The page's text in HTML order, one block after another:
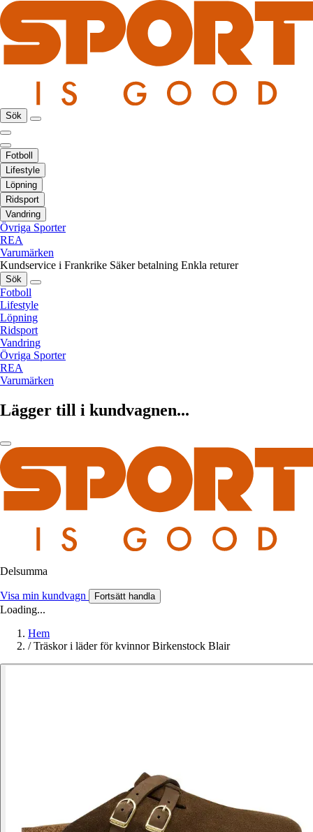
Sök
Fotboll
Lifestyle
Löpning
Ridsport
Vandring
Övriga Sporter
REA
Varumärken
Kundservice i Frankrike Säker betalning Enkla returer
Sök
Fotboll
Lifestyle
Löpning
Ridsport
Vandring
Övriga Sporter
REA
Varumärken
Lägger till i kundvagnen...
Delsumma
Visa min kundvagn Fortsätt handla
Loading...
Hem
/ Träskor i läder för kvinnor Birkenstock Blair